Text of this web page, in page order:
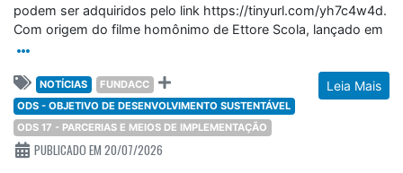
podem ser adquiridos pelo link https://tinyurl.com/yh7c4w4d.
Com origem do filme homônimo de Ettore Scola, lançado em
Leia Mais
NOTÍCIAS
FUNDACC
ODS - OBJETIVO DE DESENVOLVIMENTO SUSTENTÁVEL
ODS 17 - PARCERIAS E MEIOS DE IMPLEMENTAÇÃO
PUBLICADO EM 20/07/2026